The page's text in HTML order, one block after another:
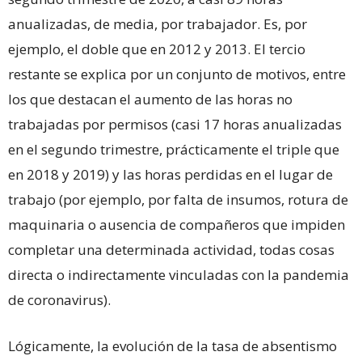
anualizadas, de media, por trabajador. Es, por
ejemplo, el doble que en 2012 y 2013. El tercio
restante se explica por un conjunto de motivos, entre
los que destacan el aumento de las horas no
trabajadas por permisos (casi 17 horas anualizadas
en el segundo trimestre, prácticamente el triple que
en 2018 y 2019) y las horas perdidas en el lugar de
trabajo (por ejemplo, por falta de insumos, rotura de
maquinaria o ausencia de compañeros que impiden
completar una determinada actividad, todas cosas
directa o indirectamente vinculadas con la pandemia
de coronavirus).
Lógicamente, la evolución de la tasa de absentismo